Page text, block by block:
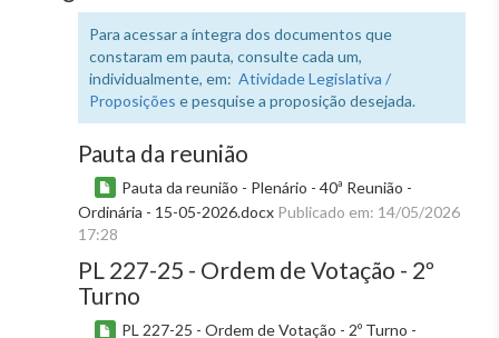
Para acessar a íntegra dos documentos que
constaram em pauta, consulte cada um,
individualmente, em: Atividade Legislativa /
Proposições e pesquise a proposição desejada.
Pauta da reunião
Pauta da reunião - Plenário - 40ª Reunião -
Ordinária - 15-05-2026.docx Publicado em: 14/05/2026
17:28
PL 227-25 - Ordem de Votação - 2º
Turno
PL 227-25 - Ordem de Votação - 2º Turno -